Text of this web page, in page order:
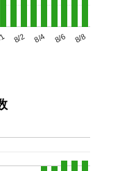
8/2 8/4 8/6 8/8